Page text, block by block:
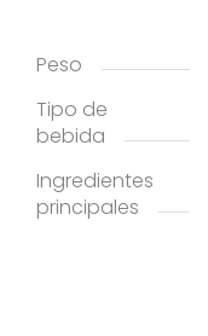
Peso
Tipo de
bebida
Ingredientes
principales